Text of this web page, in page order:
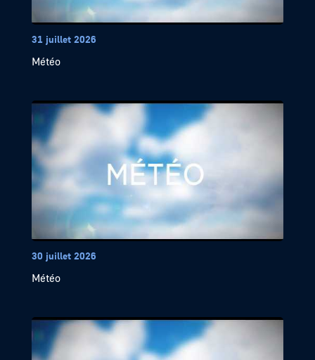
31 juillet 2026
Météo
30 juillet 2026
Météo